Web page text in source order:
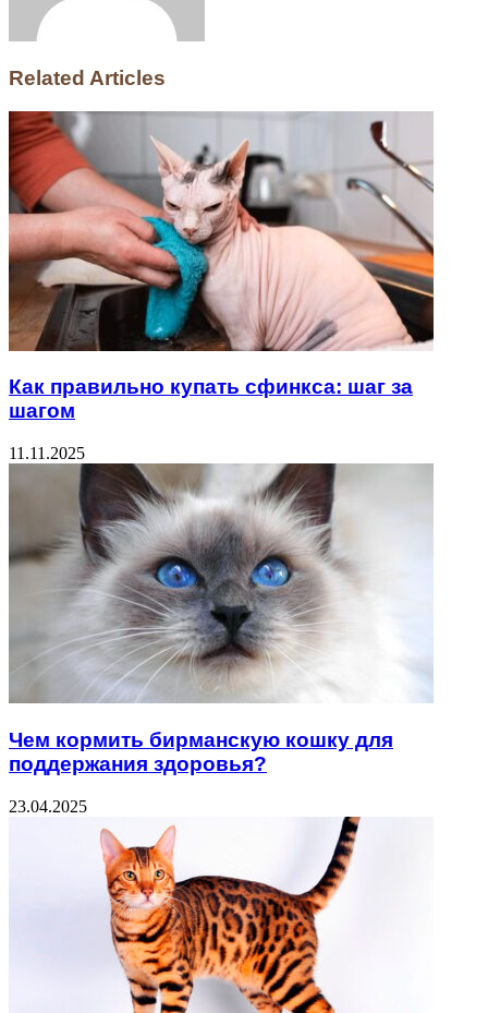
Related Articles
Как правильно купать сфинкса: шаг за
шагом
11.11.2025
Чем кормить бирманскую кошку для
поддержания здоровья?
23.04.2025